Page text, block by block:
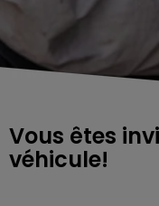
Vous êtes
véhicule!